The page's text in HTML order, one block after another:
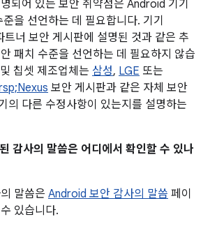
되어 있는 보안 취약점은 Android 기기
을 선언하는 데 필요합니다. 기기
너 보안 게시판에 설명된 것과 같은 추
패치 수준을 선언하는 데 필요하지 않습
칩셋 제조업체는 삼성, LGE 또는
보안 게시판과 같은 자체 보안
의 다른 수정사항이 있는지를 설명하는
감사의 말씀은 어디에서 확인할 수 있나
말씀은 Android 보안 감사의 말씀 페이
있습니다.